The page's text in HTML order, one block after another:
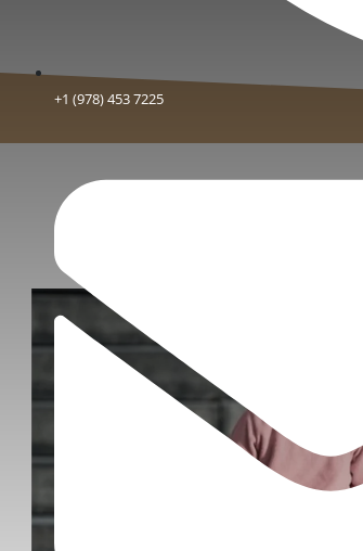
+1 (978) 453 7225